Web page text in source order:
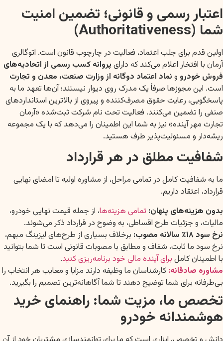
اعتبار رسمی و قانونی؛ تضمین امنیت
شما (Authoritativeness)
اولین قدم برای جلب اعتماد، فعالیت در چارچوب قانون است. اتوگالری
آرمان با افتخار اعلام می‌کند که دارای پروانه کسب رسمی از اتحادیه‌های
فروش خودرو و نماد اعتماد دوگانه از وزارت صنعت، معدن و تجارت
است. این مجوزها صرفاً یک مدرک روی دیوار نیستند؛ آن‌ها تعهد ما به
پاسخگویی، رعایت حقوق مصرف‌کننده و پیروی از بالاترین استانداردهای
صنفی را تضمین می‌کنند. فعالیت تحت نام شرکت ثبت‌شده «آرمان
تجارت مهر آینده» نیز به شما این اطمینان را می‌دهد که با یک مجموعه
ریشه‌دار و مسئولیت‌پذیر طرف هستید.
شفافیت مطلق در هر قرارداد
ما به شفافیت کامل در تمامی مراحل، از مشاوره اولیه تا امضای نهایی
قرارداد، اعتقاد داریم.
بدون هزینه‌های پنهان: تمامی هزینه‌ها، از جمله قیمت نهایی خودرو،
مالیات، و جزئیات طرح اقساطی، به وضوح در قرارداد ذکر می‌شوند.
نرخ سود ۱۸٪ سالانه مصوب:
برخلاف بسیاری از طرح‌های لیزینگ مبهم،
نرخ سود ما ثابت، شفاف و مطابق با مصوبات قانونی است تا شما بتوانید
با اطمینان کامل برای آینده مالی خود برنامه‌ریزی کنید.
مشاوره صادقانه: کارشناسان ما وظیفه دارند مزایا و معایب هر انتخاب را
بی‌طرفانه برای شما توضیح دهند تا شما آگاهانه‌ترین تصمیم را بگیرید.
تخصص ما، مزیت شما: راهنمای خرید
هوشمندانه خودرو